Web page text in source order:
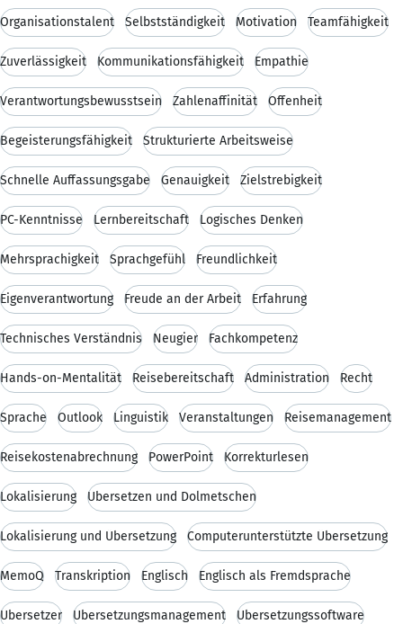
Organisationstalent Selbstständigkeit Motivation Teamfähigkeit
Zuverlässigkeit Kommunikationsfähigkeit Empathie
Verantwortungsbewusstsein Zahlenaffinität Offenheit
Begeisterungsfähigkeit Strukturierte Arbeitsweise
Schnelle Auffassungsgabe Genauigkeit Zielstrebigkeit
PC-Kenntnisse Lernbereitschaft Logisches Denken
Mehrsprachigkeit Sprachgefühl Freundlichkeit
Eigenverantwortung Freude an der Arbeit Erfahrung
Technisches Verständnis Neugier Fachkompetenz
Hands-on-Mentalität Reisebereitschaft Administration Recht
Sprache Outlook Linguistik Veranstaltungen Reisemanagement
Reisekostenabrechnung PowerPoint Korrekturlesen
Lokalisierung Übersetzen und Dolmetschen
Lokalisierung und Übersetzung Computerunterstützte Übersetzung
MemoQ Transkription Englisch Englisch als Fremdsprache
Übersetzer Übersetzungsmanagement Übersetzungssoftware